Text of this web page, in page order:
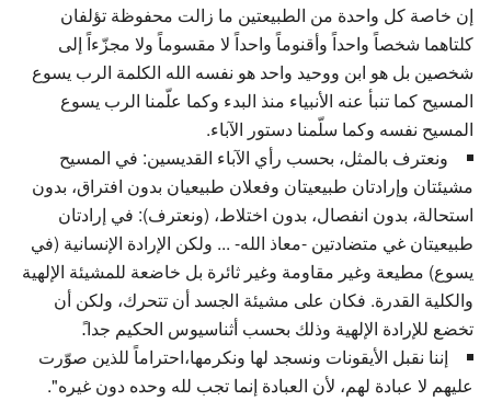
إن خاصة كل واحدة من الطبيعتين ما زالت محفوظة تؤلفان
كلتاهما شخصاً واحداً وأقنوماً واحداً لا مقسوماً ولا مجزّءاً إلى
شخصين بل هو ابن ووحيد واحد هو نفسه الله الكلمة الرب يسوع
المسيح كما تنبأ عنه الأنبياء منذ البدء وكما علّمنا الرب يسوع
المسيح نفسه وكما سلّمنا دستور الآباء.
ونعترف بالمثل، بحسب رأي الآباء القديسين: في المسيح
مشيئتان وإرادتان طبيعيتان وفعلان طبيعيان بدون افتراق، بدون
استحالة، بدون انفصال، بدون اختلاط، (ونعترف): في إرادتان
طبيعيتان غي متضادتين -معاذ الله- ... ولكن الإرادة الإنسانية (في
يسوع) مطيعة وغير مقاومة وغير ثائرة بل خاضعة للمشيئة الإلهية
والكلية القدرة. فكان على مشيئة الجسد أن تتحرك، ولكن أن
تخضع للإرادة الإلهية وذلك بحسب أثناسيوس الحكيم جدا.ً
إننا نقبل الأيقونات ونسجد لها ونكرمها،احتراماً للذين صوّرت
عليهم لا عبادة لهم، لأن العبادة إنما تجب لله وحده دون غيره".